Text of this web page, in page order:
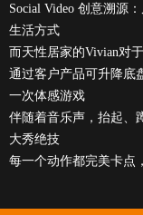
Social Video 创意溯源
生活方式
而天性居家的Vivian对
通过客户产品可升降底
一次体感游戏
伴随着音乐声，抬起、
大秀绝技
每一个动作都完美卡点